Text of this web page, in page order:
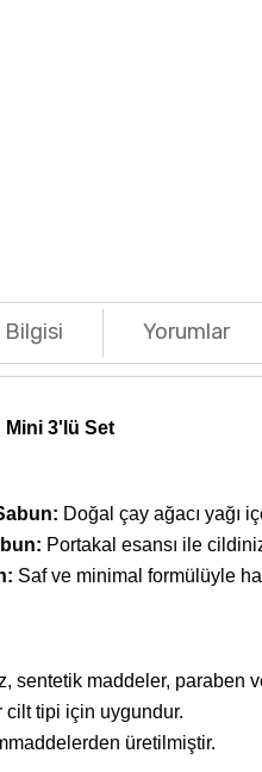
Bilgisi Yorumlar
Mini 3'lü Set
Doğal çay ağacı yağı
Portakal esansı ile
Saf ve minimal formülüyle
sentetik maddeler, paraben
cilt tipi için uygundur.
üretilmiştir.